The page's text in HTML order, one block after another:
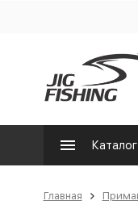
Главная